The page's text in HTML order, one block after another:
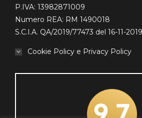
P.IVA: 13982871009
Numero REA: RM 1490018
S.C.I.A. QA/2019/77473 del 16-11-2019
Cookie Policy e Privacy Policy